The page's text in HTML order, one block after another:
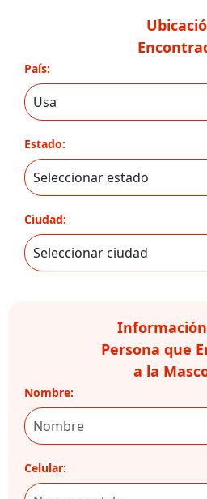
País:
Estado:
Ciudad:
Persona que
a la
Nombre:
Celular: